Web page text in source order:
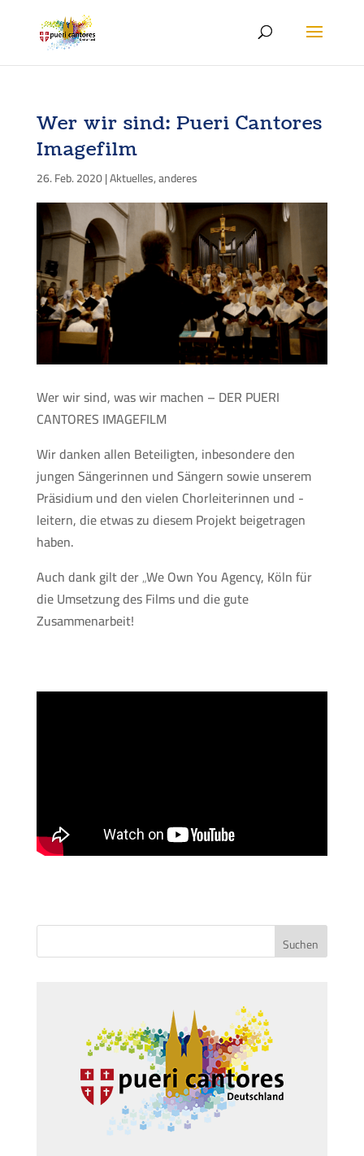
Wer wir sind: Pueri Cantores
Imagefilm
26. Feb. 2020|Aktuelles,anderes
Wer wir sind, was wir machen – DER PUERI
CANTORES IMAGEFILM
Wir danken allen Beteiligten, inbesondere den
jungen Sängerinnen und Sängern sowie unserem
Präsidium und den vielen Chorleiterinnen und -
leitern, die etwas zu diesem Projekt beigetragen
haben.
Auch dank gilt der „We Own You Agency, Köln für
die Umsetzung des Films und die gute
Zusammenarbeit!